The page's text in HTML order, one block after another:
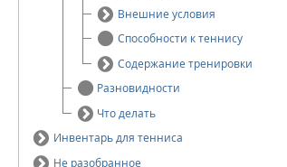
Внешние условия
Способности к теннису
Содержание тренировки
Разновидности
Что делать
Инвентарь для тенниса
Не разобранное